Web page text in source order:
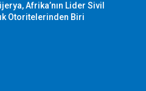
Afrika’nın Lider Sivil
Otoritelerinden Biri